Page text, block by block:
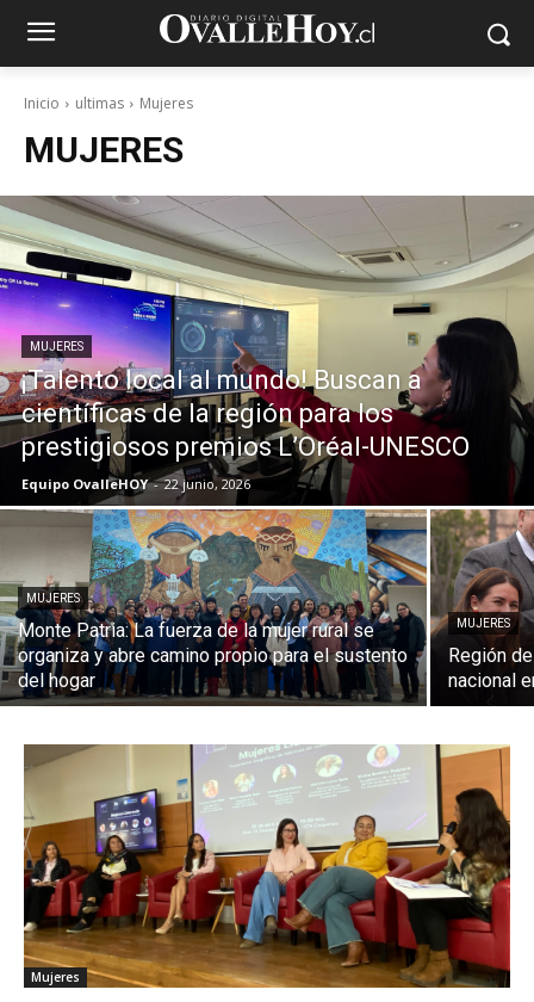
Inicio ultimas Mujeres
MUJERES
MUJERES
¡Talento local al mundo! Buscan a
científicas de la región para los
prestigiosos premios L’Oréal-UNESCO
Equipo OvalleHOY - 22 junio, 2026
MUJERES
Monte Patria: La fuerza de la mujer rural se
organiza y abre camino propio para el sustento
del hogar
MUJERES
Región
nacional
Mujeres